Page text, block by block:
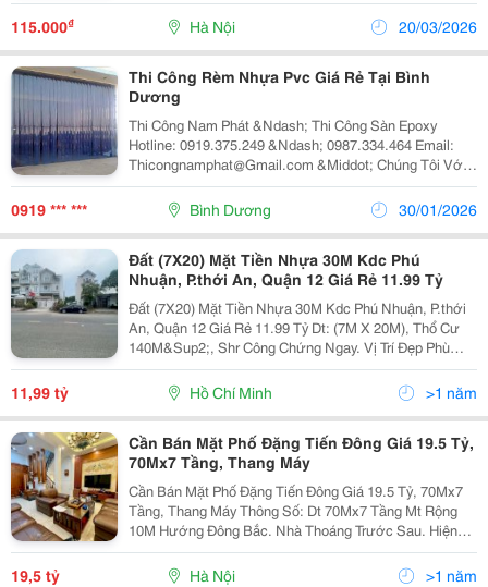
Đầy Đủ Thiết Bị Gồm: Điều Hòa Âm Trần, Sàn Lát Đá
115.000₫ Hà Nội 20/03/2026
Thi Công Rèm Nhựa Pvc Giá Rẻ Tại Bình
Dương
Thi Công Nam Phát &Ndash; Thi Công Sàn Epoxy
Hotline: 0919.375.249 &Ndash; 0987.334.464 Email:
Thicongnamphat@Gmail.com &Middot; Chúng Tôi Với
Đội Ngũ Thợ Kinh Nghiệm Lâu Năm Trong Lĩnh Vực Thi
Công Các Loại Rèm Nhựa Văn Phòng, Rèm Nhựa
0919 *** *** Bình Dương 30/01/2026
Đất (7X20) Mặt Tiền Nhựa 30M Kdc Phú
Nhuận, P.thới An, Quận 12 Giá Rẻ 11.99 Tỷ
Đất (7X20) Mặt Tiền Nhựa 30M Kdc Phú Nhuận, P.thới
An, Quận 12 Giá Rẻ 11.99 Tỷ Dt: (7M X 20M), Thổ Cư
140M&Sup2;, Shr Công Chứng Ngay. Vị Trí Đẹp Phù
Hợp Kinh Doanh Mua Bán, Mở Văn Phòng Rất Ok. Là
Trục Chính Chuẩn Bị Mở Thông Ra Khu...
11,99 tỷ Hồ Chí Minh >1 năm
Cần Bán Mặt Phố Đặng Tiến Đông Giá 19.5 Tỷ,
70Mx7 Tầng, Thang Máy
Cần Bán Mặt Phố Đặng Tiến Đông Giá 19.5 Tỷ, 70Mx7
Tầng, Thang Máy Thông Số: Dt 70Mx7 Tầng Mt Rộng
10M Hướng Đông Bắc. Nhà Thoáng Trước Sau. Hiện
Đang Cho Thuê Văn Phòng Rất Ổn Định, Có Thang Máy,
Nội Thất Thiết Bị Trong Nhà Còn Sử Dụng Tốt....
19,5 tỷ Hà Nội >1 năm